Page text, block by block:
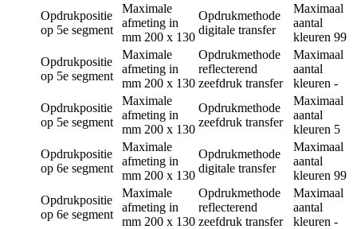
Opdrukpositie
op 5e segment
Maximale
afmeting in
mm 200 x 130
Opdrukmethode
digitale transfer
Maximaal
aantal
kleuren 99
Opdrukpositie
op 5e segment
Maximale
afmeting in
mm 200 x 130
Opdrukmethode
reflecterend
zeefdruk transfer
Maximaal
aantal
kleuren -
Opdrukpositie
op 5e segment
Maximale
afmeting in
mm 200 x 130
Opdrukmethode
zeefdruk transfer
Maximaal
aantal
kleuren 5
Opdrukpositie
op 6e segment
Maximale
afmeting in
mm 200 x 130
Opdrukmethode
digitale transfer
Maximaal
aantal
kleuren 99
Opdrukpositie
op 6e segment
Maximale
afmeting in
mm 200 x 130
Opdrukmethode
reflecterend
zeefdruk transfer
Maximaal
aantal
kleuren -